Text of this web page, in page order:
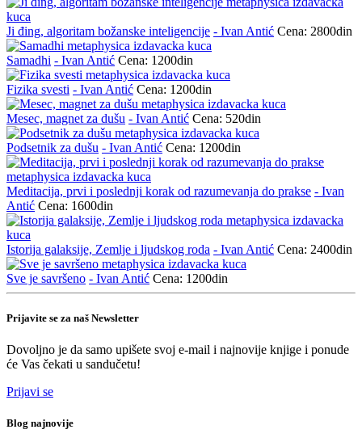
Ji đing, algoritam božanske inteligencije - Ivan Antić Cena: 2800din
Samadhi - Ivan Antić Cena: 1200din
Fizika svesti - Ivan Antić Cena: 1200din
Mesec, magnet za dušu - Ivan Antić Cena: 520din
Podsetnik za dušu - Ivan Antić Cena: 1200din
Meditacija, prvi i poslednji korak od razumevanja do prakse - Ivan
Antić Cena: 1600din
Istorija galaksije, Zemlje i ljudskog roda - Ivan Antić Cena: 2400din
Sve je savršeno - Ivan Antić Cena: 1200din
Prijavite se za naš Newsletter
Dovoljno je da samo upišete svoj e-mail i najnovije knjige i ponude
će Vas čekati u sandučetu!
Prijavi se
Blog najnovije